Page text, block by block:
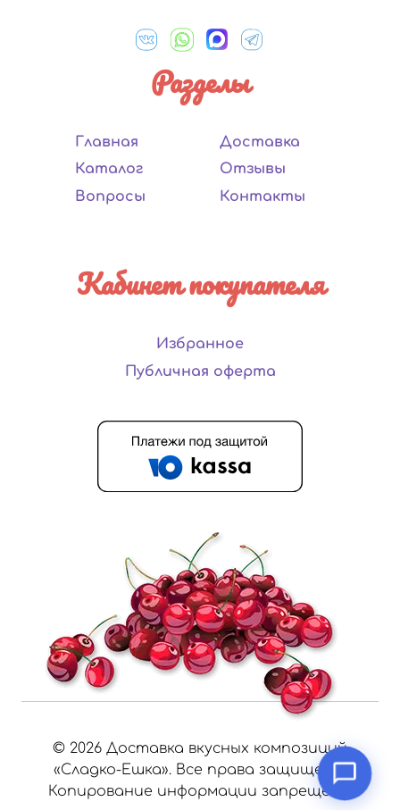
Разделы
Главная
Каталог
Вопросы
Доставка
Отзывы
Контакты
Кабинет покупателя
Избранное
Публичная оферта
© 2026 Доставка вкусных композиций
«Сладко-Ешка». Все права защищены.
Копирование информации запрещено.